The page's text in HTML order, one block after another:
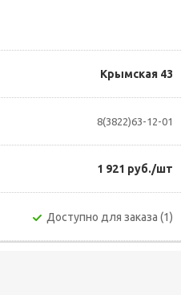
Крымская 43
8(3822)63-12-01
1 921 руб./шт
Доступно для заказа (1)